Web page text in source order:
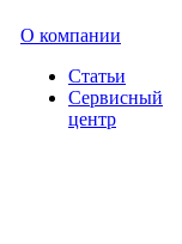
O компании
Статьи
Сервисный
центр